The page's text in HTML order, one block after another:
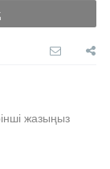
жазыңыз